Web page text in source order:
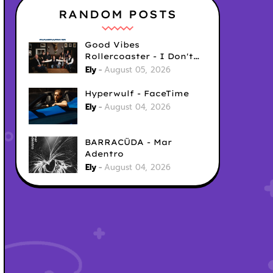
RANDOM POSTS
Good Vibes
Rollercoaster - I Don't
Care
Ely August 05, 2026
Hyperwulf - FaceTime
Ely August 04, 2026
BARRACÜDA - Mar
Adentro
Ely August 04, 2026